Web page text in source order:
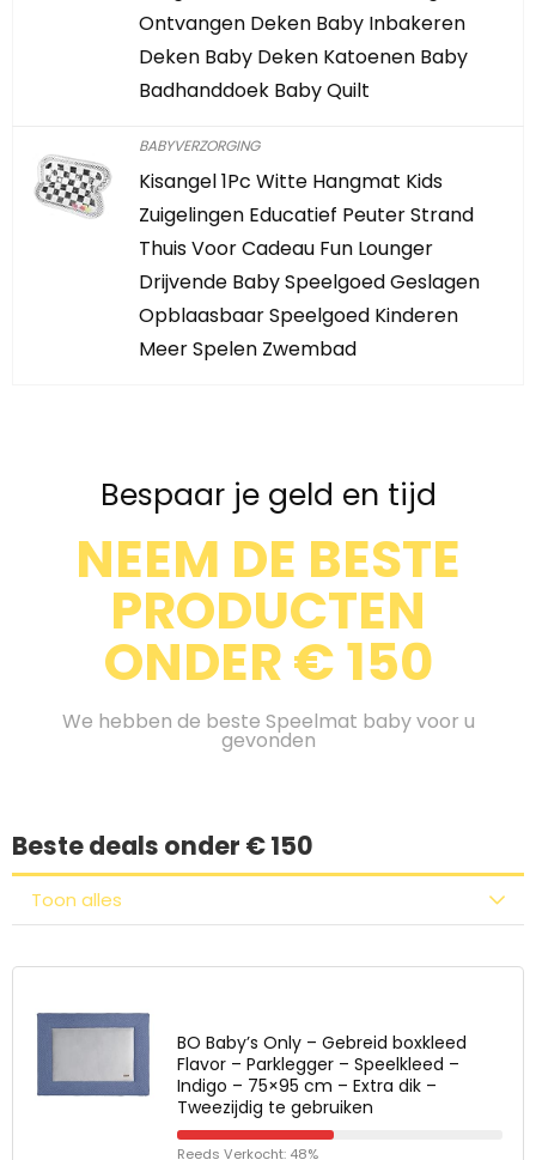
Ontvangen Deken Baby Inbakeren
Deken Baby Deken Katoenen Baby
Badhanddoek Baby Quilt
BABYVERZORGING
Kisangel 1Pc Witte Hangmat Kids
Zuigelingen Educatief Peuter Strand
Thuis Voor Cadeau Fun Lounger
Drijvende Baby Speelgoed Geslagen
Opblaasbaar Speelgoed Kinderen
Meer Spelen Zwembad
Bespaar je geld en tijd
NEEM DE BESTE
PRODUCTEN
ONDER € 150
We hebben de beste Speelmat baby voor u
gevonden
Beste deals onder € 150
Toon alles
BO Baby’s Only – Gebreid boxkleed
Flavor – Parklegger – Speelkleed –
Indigo – 75×95 cm – Extra dik –
Tweezijdig te gebruiken
Reeds Verkocht: 48%